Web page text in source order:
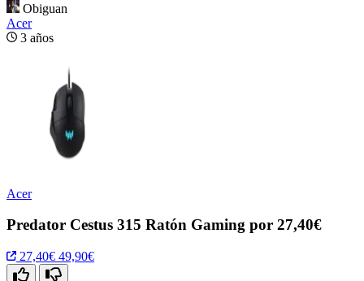
Obiguan
Acer
3 años
Acer
Predator Cestus 315 Ratón Gaming por 27,40€
27,40€ 49,90€